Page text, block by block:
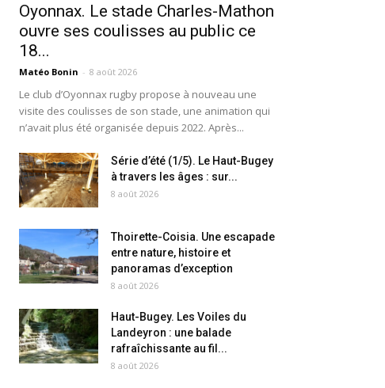
Oyonnax. Le stade Charles-Mathon
ouvre ses coulisses au public ce
18...
Matéo Bonin - 8 août 2026
Le club d’Oyonnax rugby propose à nouveau une
visite des coulisses de son stade, une animation qui
n’avait plus été organisée depuis 2022. Après...
Série d’été (1/5). Le Haut-Bugey
à travers les âges : sur...
8 août 2026
Thoirette-Coisia. Une escapade
entre nature, histoire et
panoramas d’exception
8 août 2026
Haut-Bugey. Les Voiles du
Landeyron : une balade
rafraîchissante au fil...
8 août 2026